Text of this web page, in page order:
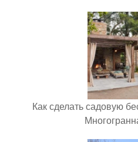
Как сделать садовую